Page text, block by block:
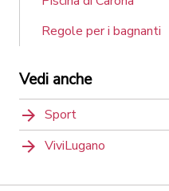
Regole per i bagnanti
Vedi anche
Sport
ViviLugano